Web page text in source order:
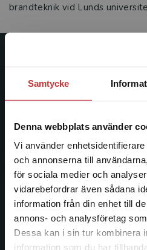
Samtycke
Denna webbplats använder
Vi använder
och annonserna till
för sociala medier och
vidarebefordrar även sådana
information från din enhet till
annons- och analysföretag
Dessa kan i sin tur kombinera
information som du har
Begränsad
brandteknik vid Lunds
Studentlitteratur
Studentlitteratur grundades
facklitteratur, utbildningar och
informationstjänster i utbudet,
längs hela kunskapsresan.
Kontakta oss
Kontakta oss
046-31 20 00